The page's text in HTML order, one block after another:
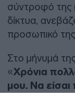
σύντροφό της
δίκτυα,
προσωπικό
Στο μήνυμά
«Χρόνια
μου. Να είσαι